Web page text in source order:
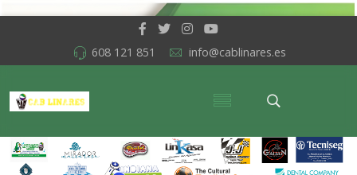
608 121 851 info@cablinares.es